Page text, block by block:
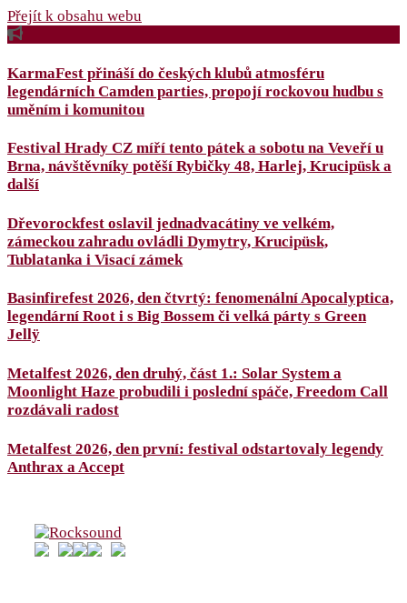
Přejít k obsahu webu
KarmaFest přináší do českých klubů atmosféru
legendárních Camden parties, propojí rockovou hudbu s
uměním i komunitou
Festival Hrady CZ míří tento pátek a sobotu na Veveří u
Brna, návštěvníky potěší Rybičky 48, Harlej, Krucipüsk a
další
Dřevorockfest oslavil jednadvacátiny ve velkém,
zámeckou zahradu ovládli Dymytry, Krucipüsk,
Tublatanka i Visací zámek
Basinfirefest 2026, den čtvrtý: fenomenální Apocalyptica,
legendární Root i s Big Bossem či velká párty s Green
Jellÿ
Metalfest 2026, den druhý, část 1.: Solar System a
Moonlight Haze probudili i poslední spáče, Freedom Call
rozdávali radost
Metalfest 2026, den první: festival odstartovaly legendy
Anthrax a Accept